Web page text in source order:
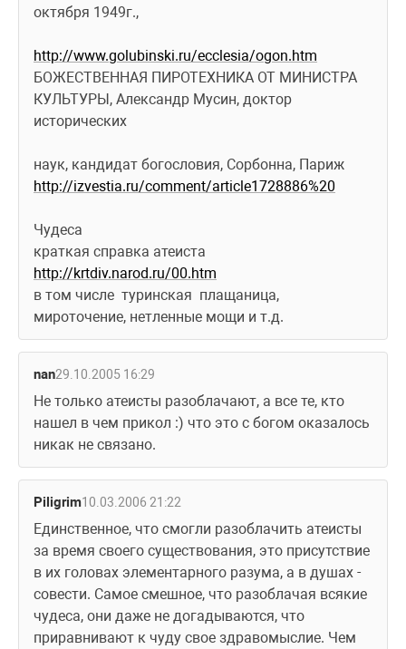
октября 1949г.,
http://www.golubinski.ru/ecclesia/ogon.htm
БОЖЕСТВЕННАЯ ПИРОТЕХНИКА ОТ МИНИСТРА
КУЛЬТУРЫ, Александр Мусин, доктор
исторических
наук, кандидат богословия, Сорбонна, Париж
http://izvestia.ru/comment/article1728886%20
Чудеса
краткая справка атеиста
http://krtdiv.narod.ru/00.htm
в том числе  туринская  плащаница,
мироточение, нетленные мощи и т.д.
nan29.10.2005 16:29
Не только атеисты разоблачают, а все те, кто
нашел в чем прикол :) что это с богом оказалось
никак не связано.
Piligrim10.03.2006 21:22
Единственное, что смогли разоблачить атеисты
за время своего существования, это присутствие
в их головах элементарного разума, а в душах -
совести. Самое смешное, что разоблачая всякие
чудеса, они даже не догадываются, что
приравнивают к чуду свое здравомыслие. Чем